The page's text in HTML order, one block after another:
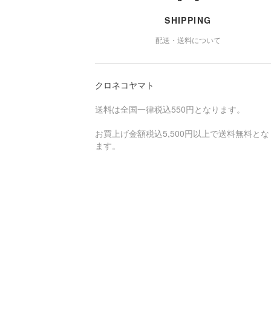
SHIPPING
配送・送料について
クロネコヤマト
送料は全国一律税込550円となります。
お買上げ金額税込5,500円以上で送料無料と
ます。